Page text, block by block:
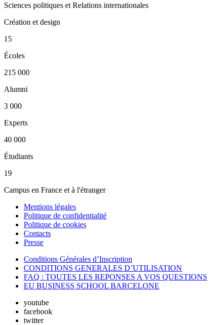
Sciences politiques et Relations internationales
Création et design
15
Écoles
215 000
Alumni
3 000
Experts
40 000
Étudiants
19
Campus en France et à l'étranger
Mentions légales
Politique de confidentialité
Politique de cookies
Contacts
Presse
Conditions Générales d’Inscription
CONDITIONS GENERALES D’UTILISATION
FAQ : TOUTES LES REPONSES A VOS QUESTIONS
EU BUSINESS SCHOOL BARCELONE
youtube
facebook
twitter